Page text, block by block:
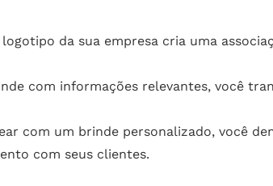
da sua empresa cria uma
com informações relevantes, você
com um brinde personalizado, você
com seus clientes.